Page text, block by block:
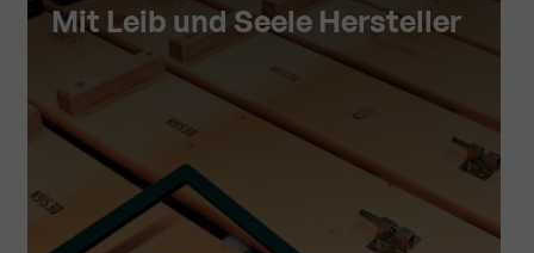
Mit Leib und Seele Hersteller